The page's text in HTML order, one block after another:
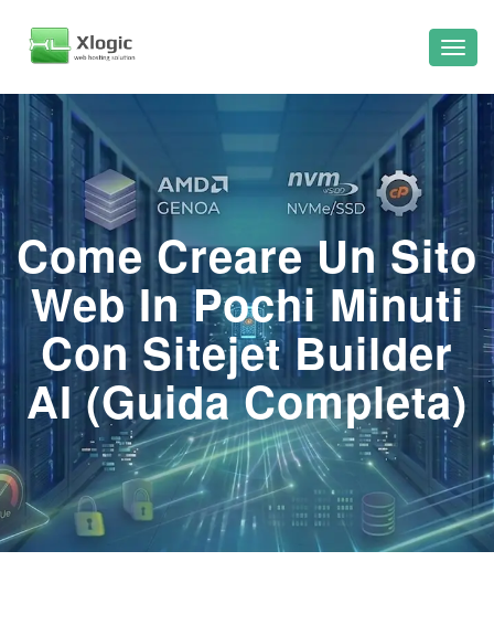
Come Creare Un Sito
Web In Pochi Minuti
Con Sitejet Builder
AI (Guida Completa)